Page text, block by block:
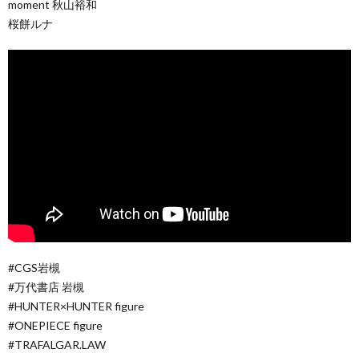
moment 秋山裕和
桜餅ルナ
#CGS岩槻
#万代書店 岩槻
#HUNTER×HUNTER figure
#ONEPIECE figure
#TRAFALGAR.LAW